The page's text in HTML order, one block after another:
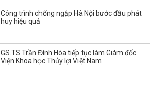
Công trình chống ngập Hà Nội bước đầu phát
huy hiệu quả
GS.TS Trần Đình Hòa tiếp tục làm Giám đốc
Viện Khoa học Thủy lợi Việt Nam